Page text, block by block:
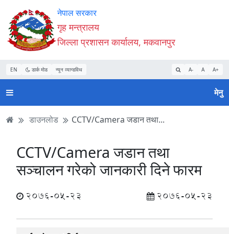
Accessibility
Mode
सुरु
गर्नुहोस्
सामाग्री
पढ्नुहाेस्
नेभिगेसन
पढ्नुहाेस्
वेबसाइट
खोजमा
जानुहोस्
नेपाल सरकार
गृह मन्त्रालय
जिल्ला प्रशासन कार्यालय, मकवानपुर
EN डार्क मोड न्यून व्यान्डविथ A- A A+
मेनु
डाउनलोड CCTV/Camera जडान तथा...
CCTV/Camera जडान तथा
सञ्चालन गरेको जानकारी दिने फारम
2076-05-23 2076-05-23